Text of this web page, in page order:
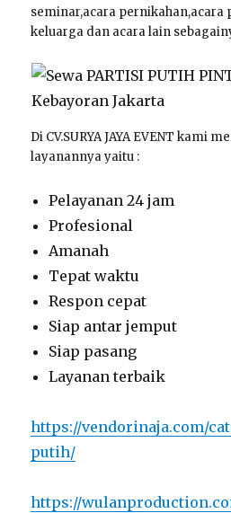
seminar,acara pernikahan,acara
keluarga dan acara lain
Di CV.SURYA JAYA EVENT kami
layanannya yaitu :
Pelayanan 24 jam
Profesional
Amanah
Tepat waktu
Respon cepat
Siap antar jemput
Siap pasang
Layanan terbaik
https://vendorinaja.com/
putih/
https://